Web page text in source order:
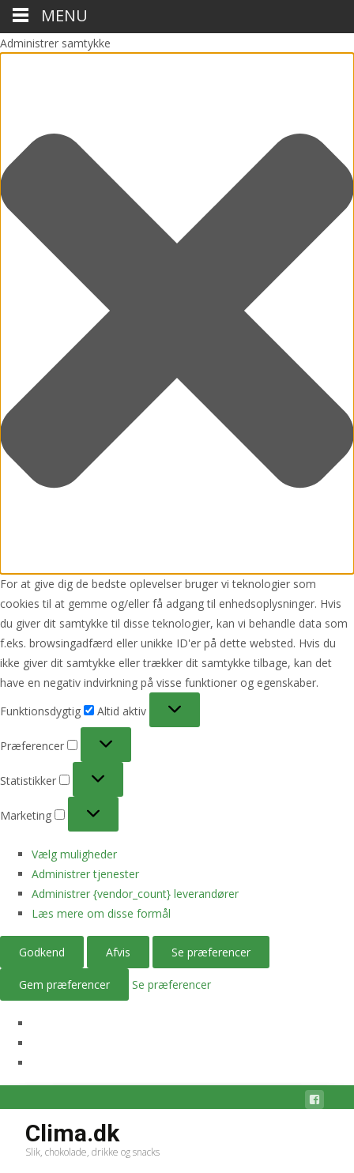
Administrer samtykke
For at give dig de bedste oplevelser bruger vi teknologier som
cookies til at gemme og/eller få adgang til enhedsoplysninger. Hvis
du giver dit samtykke til disse teknologier, kan vi behandle data som
f.eks. browsingadfærd eller unikke ID'er på dette websted. Hvis du
ikke giver dit samtykke eller trækker dit samtykke tilbage, kan det
have en negativ indvirkning på visse funktioner og egenskaber.
Funktionsdygtig
Altid aktiv
Præferencer
Statistikker
Marketing
Vælg muligheder
Administrer tjenester
Administrer {vendor_count} leverandører
Læs mere om disse formål
Godkend Afvis Se præferencer
Gem præferencer Se præferencer
Clima.dk
Slik, chokolade, drikke og snacks
MENU